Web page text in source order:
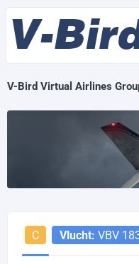
V-Bird Virtual Airlines
C Vlucht: VBV